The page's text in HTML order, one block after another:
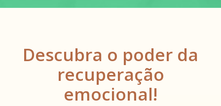
Descubra o poder da
recuperação
emocional!